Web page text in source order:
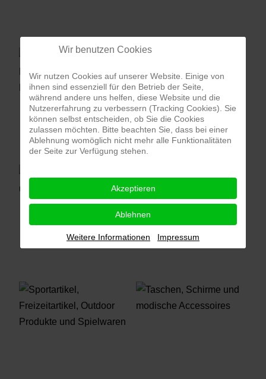
Wir benutzen Cookies
Wir nutzen Cookies auf unserer Website. Einige von
ihnen sind essenziell für den Betrieb der Seite,
während andere uns helfen, diese Website und die
Nutzererfahrung zu verbessern (Tracking Cookies). Sie
können selbst entscheiden, ob Sie die Cookies
zulassen möchten. Bitte beachten Sie, dass bei einer
Ablehnung womöglich nicht mehr alle Funktionalitäten
der Seite zur Verfügung stehen.
Akzeptieren
Ablehnen
Weitere Informationen Impressum